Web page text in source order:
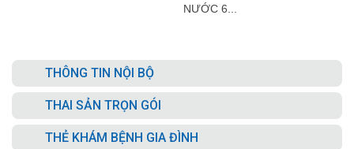
NƯỚC 6...
THÔNG TIN NỘI BỘ
THAI SẢN TRỌN GÓI
THẺ KHÁM BỆNH GIA ĐÌNH